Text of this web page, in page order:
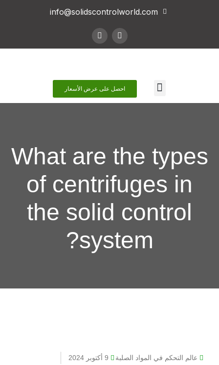
info@solidscontrolworld.com
احصل على عرض الأسعار
What are the types
of centrifuges in
the solid control
system?
عالم التحكم في المواد الصلبة 9 أكتوبر 2024